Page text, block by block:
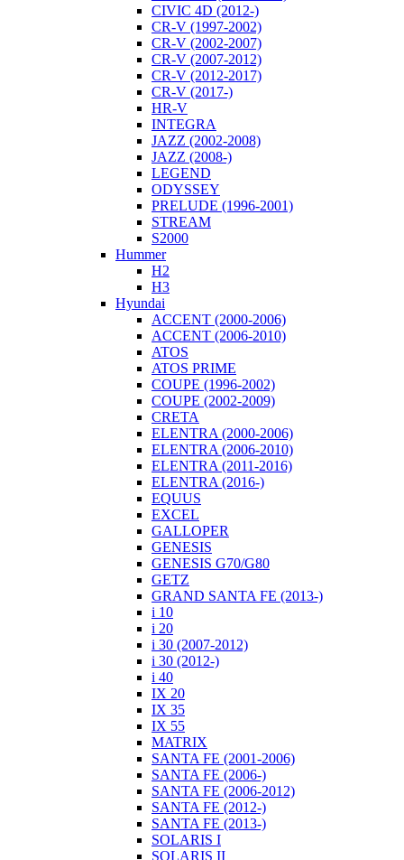
CIVIC 4D (2012-)
CR-V (1997-2002)
CR-V (2002-2007)
CR-V (2007-2012)
CR-V (2012-2017)
CR-V (2017-)
HR-V
INTEGRA
JAZZ (2002-2008)
JAZZ (2008-)
LEGEND
ODYSSEY
PRELUDE (1996-2001)
STREAM
S2000
Hummer
H2
H3
Hyundai
ACCENT (2000-2006)
ACCENT (2006-2010)
ATOS
ATOS PRIME
COUPE (1996-2002)
COUPE (2002-2009)
CRETA
ELENTRA (2000-2006)
ELENTRA (2006-2010)
ELENTRA (2011-2016)
ELENTRA (2016-)
EQUUS
EXCEL
GALLOPER
GENESIS
GENESIS G70/G80
GETZ
GRAND SANTA FE (2013-)
i 10
i 20
i 30 (2007-2012)
i 30 (2012-)
i 40
IX 20
IX 35
IX 55
MATRIX
SANTA FE (2001-2006)
SANTA FE (2006-)
SANTA FE (2006-2012)
SANTA FE (2012-)
SANTA FE (2013-)
SOLARIS I
SOLARIS II